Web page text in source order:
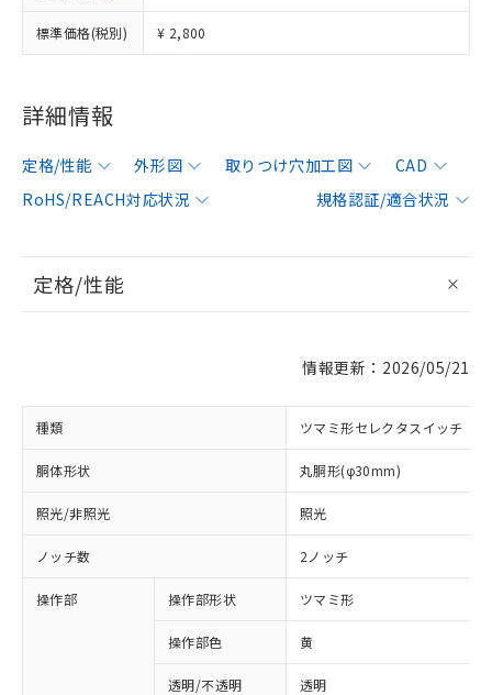
標準価格(税別) ¥ 2,800
詳細情報
定格/性能 外形図 取りつけ穴加工図
CAD
RoHS/REACH対応状況
規格認証/適合状況
定格/性能
情報更新：2026/05/21
種類 ツマミ形セレクタスイッチ
胴体形状 丸胴形(φ30mm)
照光/非照光 照光
ノッチ数 2ノッチ
操作部 操作部形状 ツマミ形
操作部色 黄
透明/不透明 透明